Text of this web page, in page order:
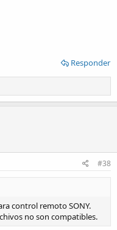
Responder
#38
control remoto SONY.
no son compatibles.